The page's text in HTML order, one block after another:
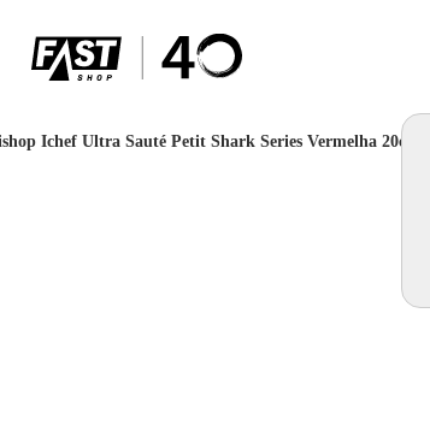
Ichef Ultra Sauté Petit Shark Series Vermelha 20cm